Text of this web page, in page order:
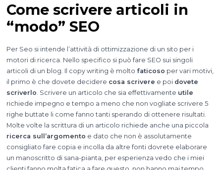
Come scrivere articoli in
“modo” SEO
Per Seo si intende l’attività di ottimizzazione di un sito per i
motori di ricerca. Nello specifico si può fare SEO sui singoli
articoli di un blog. Il copy writing è molto faticoso per vari motivi,
il primo è che dovete decidere cosa scrivere e poi dovete
scriverlo . Scrivere un articolo che sia effettivamente utile
richiede impegno e tempo a meno che non vogliate scrivere 5
righe buttate li come fanno tanti sperando di ottenere risultati.
Molte volte la scrittura di un articolo richiede anche una piccola
ricerca sull’argomento e dato che non è assolutamente
consigliato fare copia e incolla da altre fonti dovrete elaborare
un manoscritto di sana-pianta, per esperienza vedo che i miei